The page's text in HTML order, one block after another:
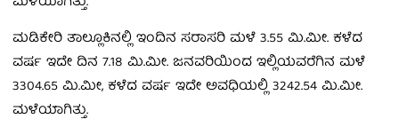
ಮಡಿಕೇರಿ ತಾಲ್ಲೂಕಿನಲ್ಲಿ ಇಂದಿನ ಸರಾಸರಿ ಮಳೆ 3.55 ಮಿ.ಮೀ. ಕಳೆದ
ವರ್ಷ ಇದೇ ದಿನ 7.18 ಮಿ.ಮೀ. ಜನವರಿಯಿಂದ ಇಲ್ಲಿಯವರೆಗಿನ ಮಳೆ
3304.65 ಮಿ.ಮೀ, ಕಳೆದ ವರ್ಷ ಇದೇ ಅವಧಿಯಲ್ಲಿ 3242.54 ಮಿ.ಮೀ.
ಮಳೆಯಾಗಿತ್ತು.